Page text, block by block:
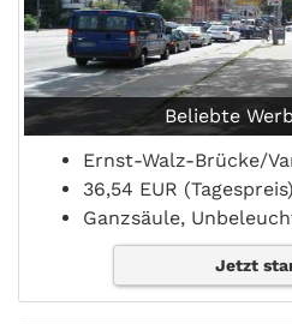
Beliebte
Ernst-Walz-Brücke/
36,54 EUR (Tagespreis)
Ganzsäule,
Jetzt